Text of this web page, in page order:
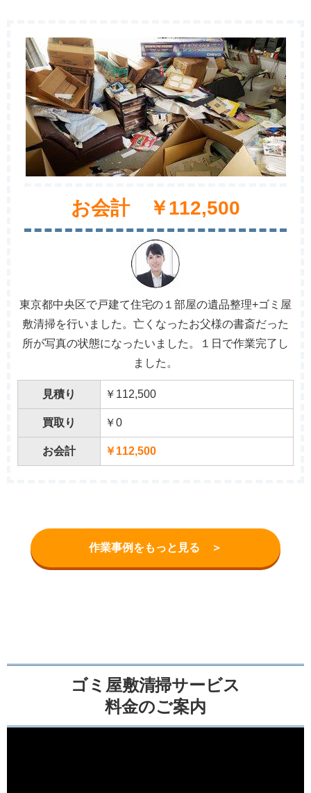
お会計 ￥112,500
東京都中央区で戸建て住宅の１部屋の遺品整理+ゴミ屋
敷清掃を行いました。亡くなったお父様の書斎だった
所が写真の状態になったいました。１日で作業完了し
ました。
見積り ￥112,500
買取り ￥0
お会計 ￥112,500
作業事例をもっと見る ＞
ゴミ屋敷清掃サービス
料金のご案内